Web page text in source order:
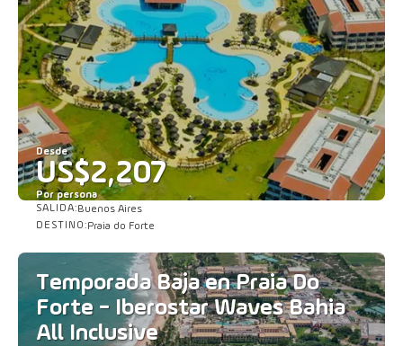
Desde
US$2,207
Por persona
SALIDA:Buenos Aires
DESTINO:Praia do Forte
Temporada Baja en Praia Do
Forte - Iberostar Waves Bahia
All Inclusive